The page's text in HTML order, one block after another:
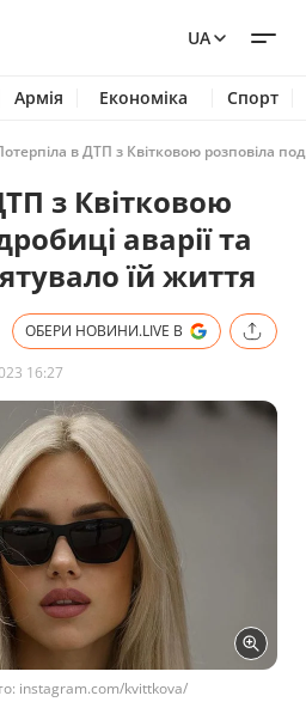
UA
Армія Економіка Спорт
в ДТП з Квітковою розповіла
з Квітковою
аварії та
їй життя
ОБЕРИ НОВИНИ.LIVE В
16:27
instagram.com/kvittkova/